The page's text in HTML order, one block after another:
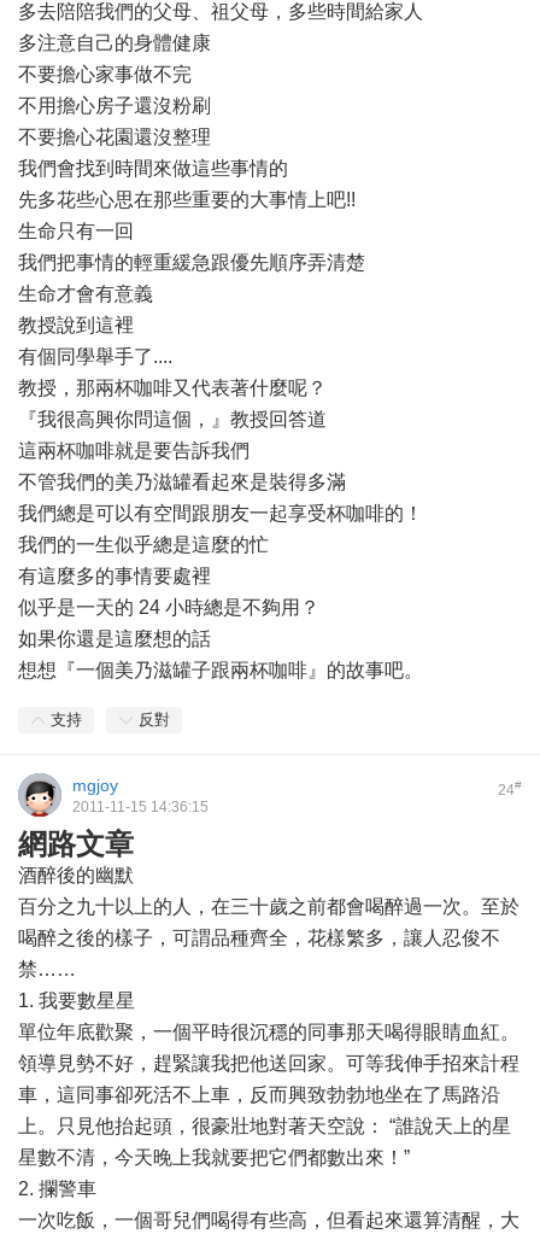
多去陪陪我們的父母、祖父母，多些時間給家人
多注意自己的身體健康
不要擔心家事做不完
不用擔心房子還沒粉刷
不要擔心花園還沒整理
我們會找到時間來做這些事情的
先多花些心思在那些重要的大事情上吧!!
生命只有一回
我們把事情的輕重緩急跟優先順序弄清楚
生命才會有意義
教授說到這裡
有個同學舉手了....
教授，那兩杯咖啡又代表著什麼呢？
『我很高興你問這個，』教授回答道
這兩杯咖啡就是要告訴我們
不管我們的美乃滋罐看起來是裝得多滿
我們總是可以有空間跟朋友一起享受杯咖啡的！
我們的一生似乎總是這麼的忙
有這麼多的事情要處裡
似乎是一天的 24 小時總是不夠用？
如果你還是這麼想的話
想想『一個美乃滋罐子跟兩杯咖啡』的故事吧。
支持 反對
24#
mgjoy
2011-11-15 14:36:15
網路文章
酒醉後的幽默
百分之九十以上的人，在三十歲之前都會喝醉過一次。至於
喝醉之後的樣子，可謂品種齊全，花樣繁多，讓人忍俊不
禁……
1. 我要數星星
單位年底歡聚，一個平時很沉穩的同事那天喝得眼睛血紅。
領導見勢不好，趕緊讓我把他送回家。可等我伸手招來計程
車，這同事卻死活不上車，反而興致勃勃地坐在了馬路沿
上。只見他抬起頭，很豪壯地對著天空說： “誰說天上的星
星數不清，今天晚上我就要把它們都數出來！”
2. 攔警車
一次吃飯，一個哥兒們喝得有些高，但看起來還算清醒，大